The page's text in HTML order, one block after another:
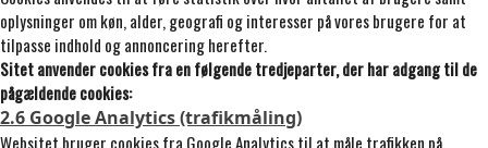
oplysninger om køn, alder, geografi og interesser på vores brugere for at
tilpasse indhold og annoncering herefter.
Sitet anvender cookies fra en følgende tredjeparter, der har adgang til de
pågældende cookies:
2.6 Google Analytics (trafikmåling)
Websitet bruger cookies fra Google Analytics til at måle trafikken på